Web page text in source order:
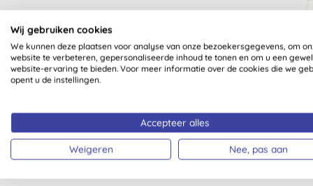
Wij gebruiken cookies
We kunnen deze plaatsen voor analyse van onze bezoekersgegevens, om
website te verbeteren, gepersonaliseerde inhoud te tonen en om u een
website-ervaring te bieden. Voor meer informatie over de cookies die we
opent u de instellingen.
Accepteer alles
Weigeren Nee, pas aan